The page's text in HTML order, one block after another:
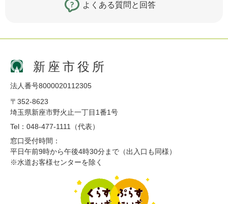
よくある質問と回答
新座市役所
法人番号8000020112305
〒352-8623
埼玉県新座市野火止一丁目1番1号
Tel：048-477-1111（代表）
窓口受付時間：
平日午前9時から午後4時30分まで（出入口も同様）
※水道お客様センターを除く